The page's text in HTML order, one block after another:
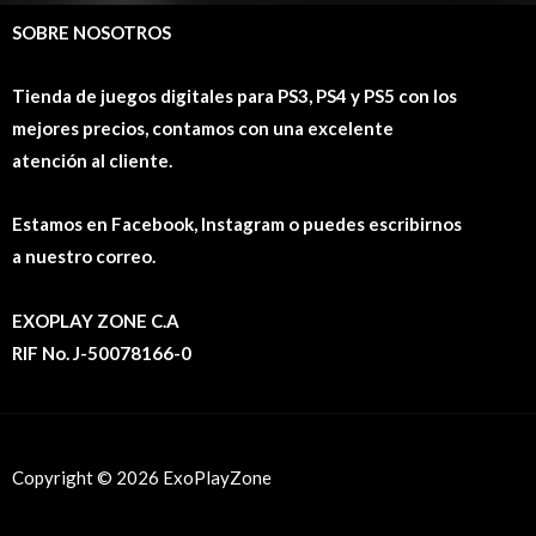
SOBRE NOSOTROS
Tienda de juegos digitales para PS3, PS4 y PS5 con los
mejores precios, contamos con una excelente
atención al cliente.
Estamos en Facebook, Instagram o puedes escribirnos
a nuestro correo.
EXOPLAY ZONE C.A
RIF No. J-50078166-0
Copyright © 2026 ExoPlayZone